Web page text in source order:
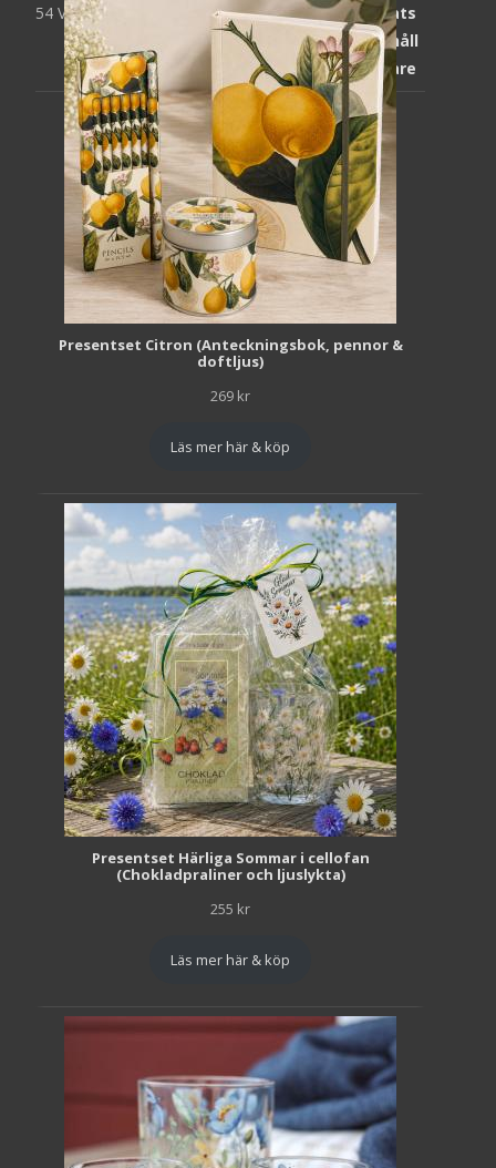
54 Views1 871
Presentset Citron (Anteckningsbok, pennor &
doftljus)
269 kr
Läs mer här & köp
Presentset Härliga Sommar i cellofan
(Chokladpraliner och ljuslykta)
255 kr
Läs mer här & köp